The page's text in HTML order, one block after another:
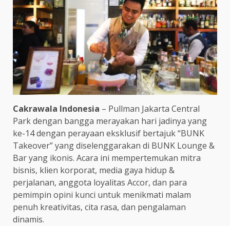
Cakrawala Indonesia – Pullman Jakarta Central
Park dengan bangga merayakan hari jadinya yang
ke-14 dengan perayaan eksklusif bertajuk “BUNK
Takeover” yang diselenggarakan di BUNK Lounge &
Bar yang ikonis. Acara ini mempertemukan mitra
bisnis, klien korporat, media gaya hidup &
perjalanan, anggota loyalitas Accor, dan para
pemimpin opini kunci untuk menikmati malam
penuh kreativitas, cita rasa, dan pengalaman
dinamis.